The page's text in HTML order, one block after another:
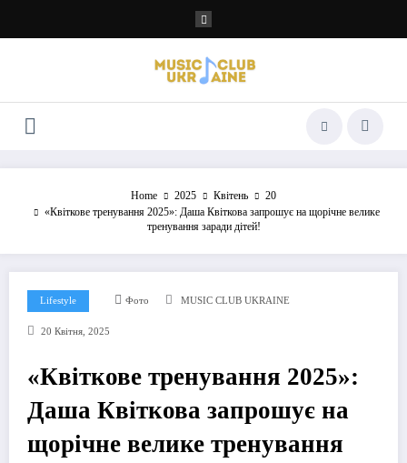
контенту
Home 2025 Квітень
20
«Квіткове тренування 2025»: Даша Квіткова запрошує на щорічне велике
тренування заради дітей!
Lifestyle Фото MUSIC CLUB UKRAINE
20 Квітня, 2025
«Квіткове тренування 2025»:
Даша Квіткова запрошує на
щорічне велике тренування